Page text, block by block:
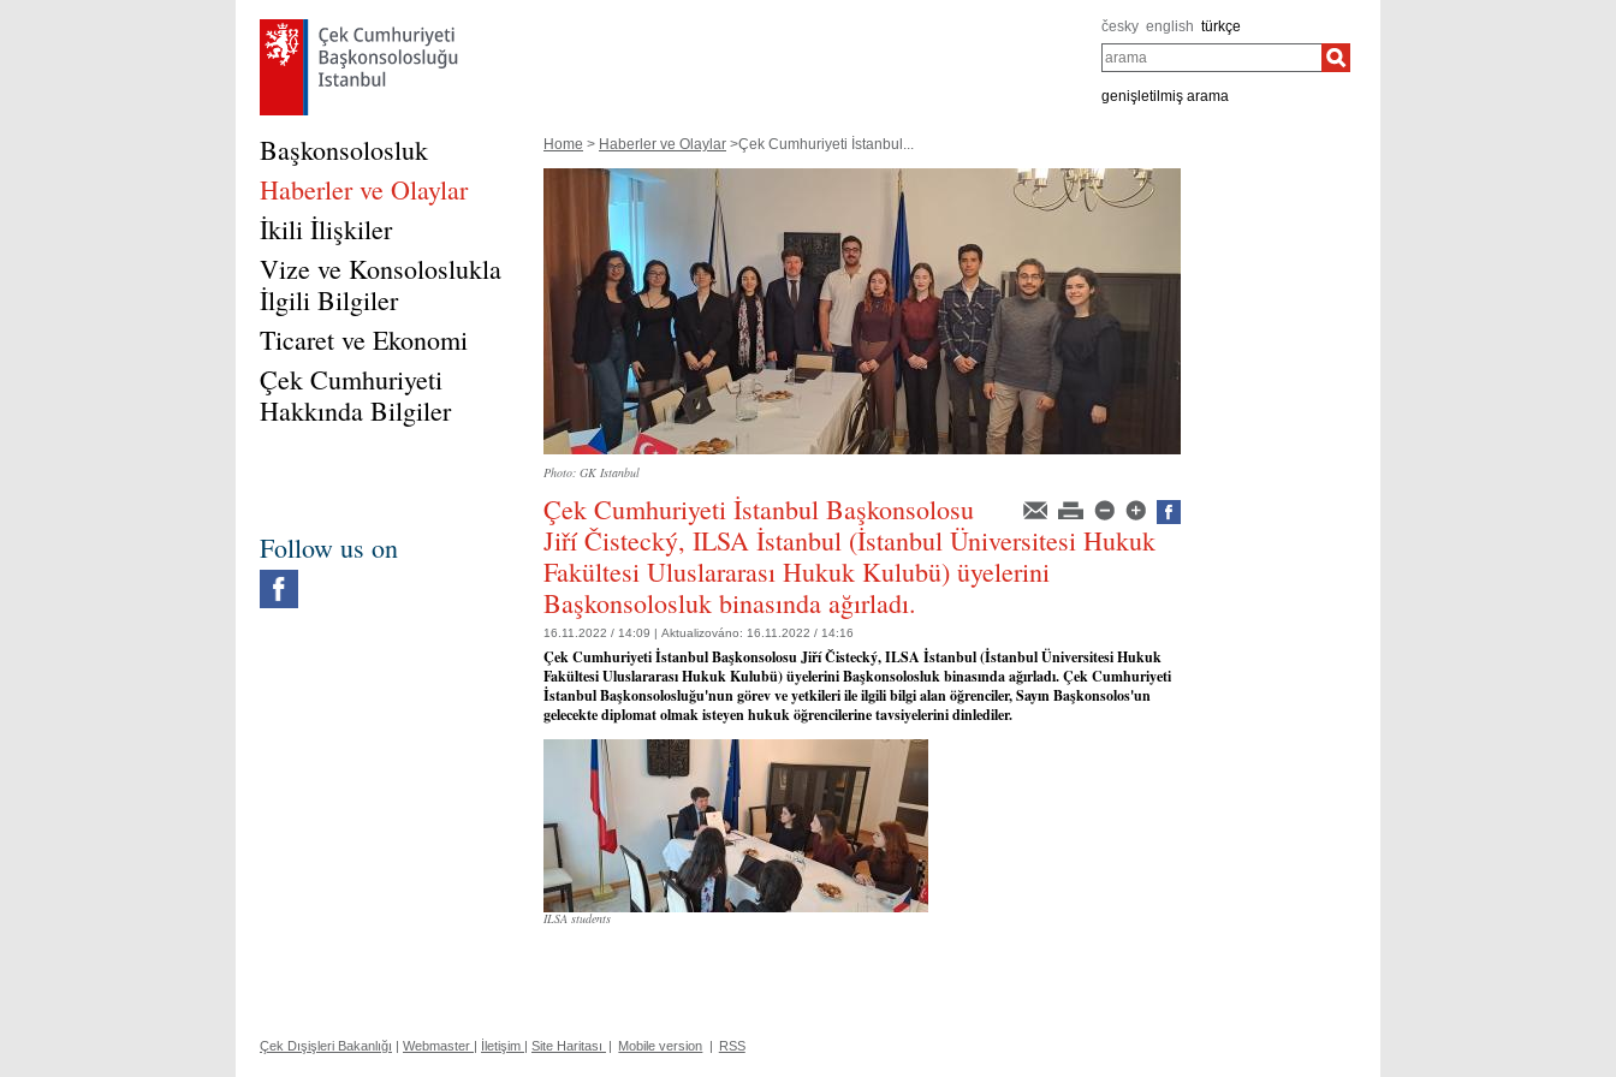
česky english türkçe
arama
genişletilmiş arama
Home > Haberler ve Olaylar > ​Çek Cumhuriyeti İstanbul...
Photo: GK Istanbul
​Çek Cumhuriyeti İstanbul Başkonsolosu
Jiří Čistecký, ILSA İstanbul (İstanbul Üniversitesi Hukuk
Fakültesi Uluslararası Hukuk Kulubü) üyelerini
Başkonsolosluk binasında ağırladı.
16.11.2022 / 14:09 | Aktualizováno: 16.11.2022 / 14:16
Çek Cumhuriyeti İstanbul Başkonsolosu Jiří Čistecký, ILSA İstanbul (İstanbul Üniversitesi Hukuk
Fakültesi Uluslararası Hukuk Kulubü) üyelerini Başkonsolosluk binasında ağırladı. Çek Cumhuriyeti
İstanbul Başkonsolosluğu'nun görev ve yetkileri ile ilgili bilgi alan öğrenciler, Sayın Başkonsolos'un
gelecekte diplomat olmak isteyen hukuk öğrencilerine tavsiyelerini dinlediler.
ILSA students
Başkonsolosluk
Haberler ve Olaylar
İkili İlişkiler
Vize ve Konsoloslukla
İlgili Bilgiler
Ticaret ve Ekonomi
Çek Cumhuriyeti
Hakkında Bilgiler
Follow us on
Çek Dışişleri Bakanlığı | Webmaster | İletişim | Site Haritası | Mobile version | RSS